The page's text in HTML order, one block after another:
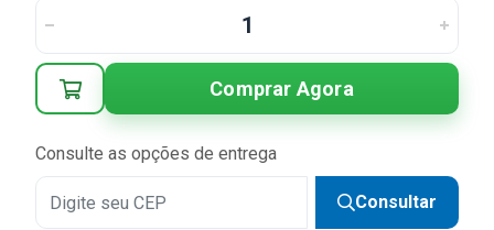
Comprar Agora
Consulte as opções de entrega
Consultar